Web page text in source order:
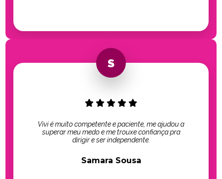
Vivi é muito competente e paciente, me ajudou a
superar meu medo e me trouxe confiança pra
dirigir e ser independente.
Samara Sousa